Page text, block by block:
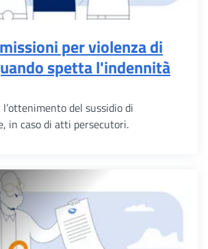
per violenza di
spetta l'indennità
del sussidio di
in caso di atti persecutori.